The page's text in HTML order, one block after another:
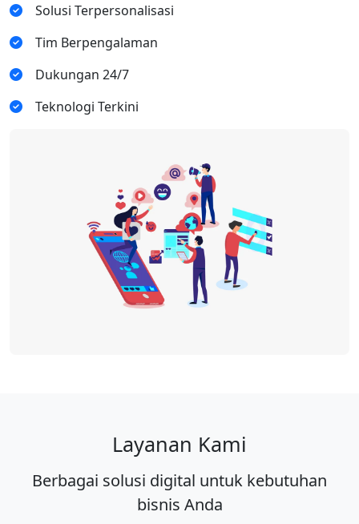
Solusi Terpersonalisasi
Tim Berpengalaman
Dukungan 24/7
Teknologi Terkini
Layanan Kami
Berbagai solusi digital untuk kebutuhan
bisnis Anda